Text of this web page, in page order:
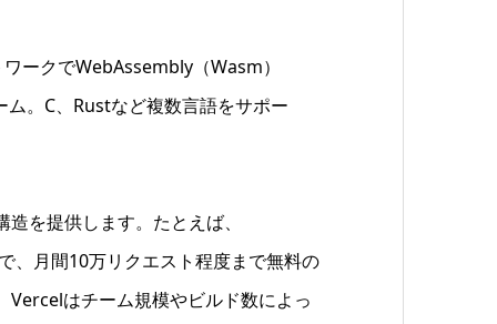
ークでWebAssembly（Wasm）
。C、Rustなど複数言語をサポー
を提供します。たとえば、
月間10万リクエスト程度まで無料の
はチーム規模やビルド数によっ